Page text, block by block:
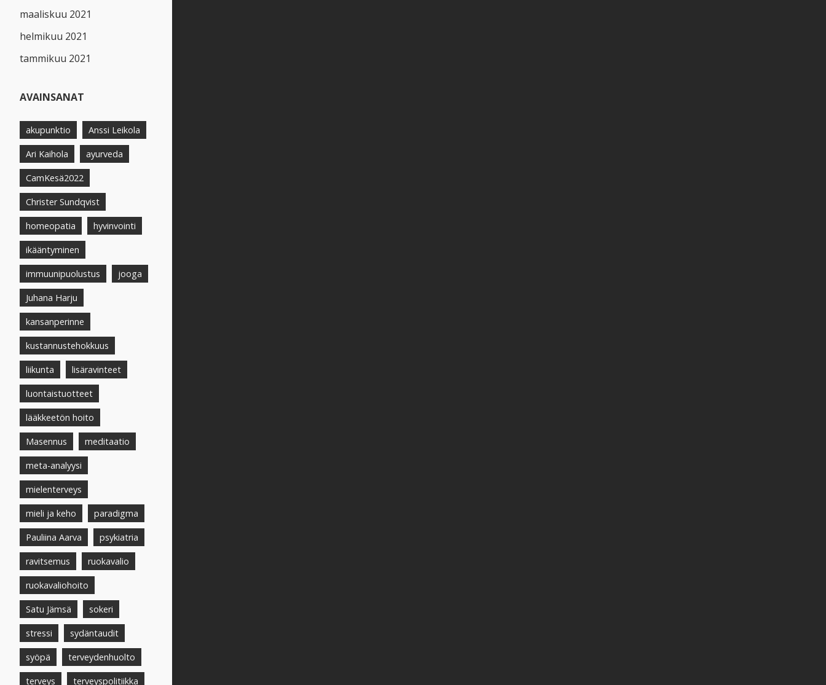
maaliskuu 2021
helmikuu 2021
tammikuu 2021
AVAINSANAT
akupunktio Anssi Leikola
Ari Kaihola ayurveda
CamKesä2022
Christer Sundqvist
homeopatia hyvinvointi
ikääntyminen
immuunipuolustus jooga
Juhana Harju
kansanperinne
kustannustehokkuus
liikunta lisäravinteet
luontaistuotteet
lääkkeetön hoito
Masennus meditaatio
meta-analyysi
mielenterveys
mieli ja keho paradigma
Pauliina Aarva psykiatria
ravitsemus ruokavalio
ruokavaliohoito
Satu Jämsä sokeri
stressi sydäntaudit
syöpä terveydenhuolto
terveys terveyspolitiikka